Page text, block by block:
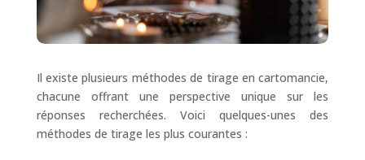
Il existe plusieurs méthodes de tirage en cartomancie,
chacune offrant une perspective unique sur les
réponses recherchées. Voici quelques-unes des
méthodes de tirage les plus courantes :